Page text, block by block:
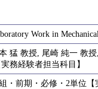
Work in
猛 教授, 尾崎 純一 教
務経験者担当科目】
・前期・必修・2単位